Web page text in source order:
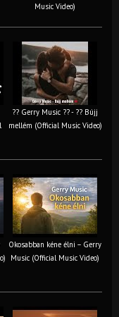
Music Video)
?? Gerry Music ?? - ?? Bújj
mellém (Official Music Video)
Okosabban kéne élni – Gerry
Music (Official Music Video)